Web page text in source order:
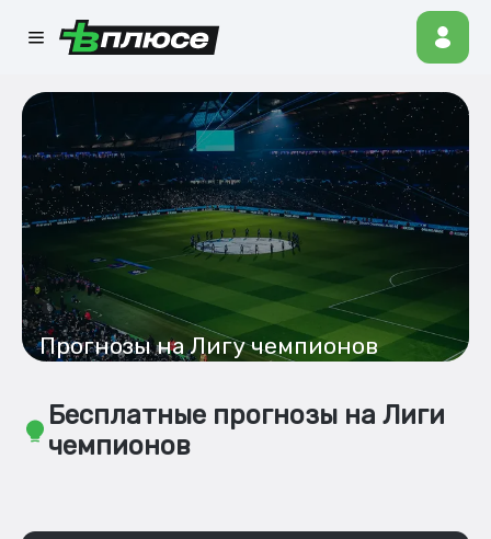
Прогнозы на Лигу чемпионов
Бесплатные прогнозы на Лиги
чемпионов